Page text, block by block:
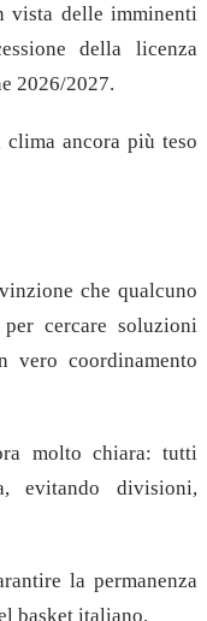
vista delle imminenti
della licenza
2026/2027.
ancora più teso
che qualcuno
cercare soluzioni
vero coordinamento
molto chiara: tutti
evitando divisioni,
la permanenza
basket italiano.